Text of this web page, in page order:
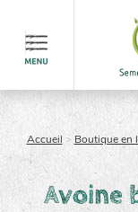
Accueil > Boutique en
Avoine